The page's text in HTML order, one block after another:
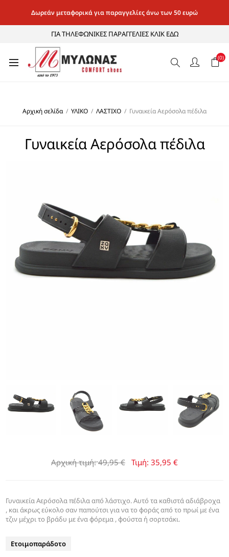
Δωρεάν μεταφορικά για παραγγελίες άνω των 50 ευρώ
ΓΙΑ ΤΗΛΕΦΩΝΙΚΕΣ ΠΑΡΑΓΓΕΛΙΕΣ ΚΛΙΚ ΕΔΩ
(0)
Αρχική σελίδα / ΥΛΙΚΟ / ΛΑΣΤΙΧΟ / Γυναικεία Αερόσολα πέδιλα
Γυναικεία Αερόσολα πέδιλα
Αρχική τιμή: 49,95 € Τιμή: 35,95 €
Γυναικεία Αερόσολα πέδιλα από λάστιχο. Αυτό τα καθιστά αδιάβροχα
, και άκρως εύκολο σαν παπούτσι για να το φοράς από το πρωί με ένα
τζιν μέχρι το βράδυ με ένα φόρεμα , φούστα ή σορτσάκι.
Ετοιμοπαράδοτο